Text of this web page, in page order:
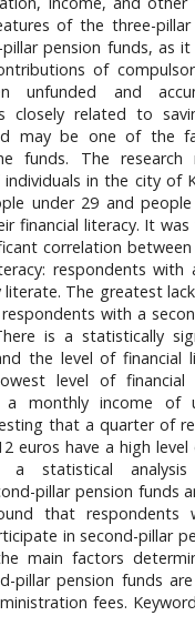
of the three-pillar
pension funds, as
of
unfunded and
closely related to
may be one of the
funds. The research
in the city of
under 29 and
financial literacy. It
correlation
respondents with
literate. The greatest
with a
is a statistically
the level of financial
level of financial
a monthly income of
that a quarter of
euros have a high level
a statistical analysis
pillar pension funds
that respondents
in second-pillar
main factors
pillar pension funds
fees.